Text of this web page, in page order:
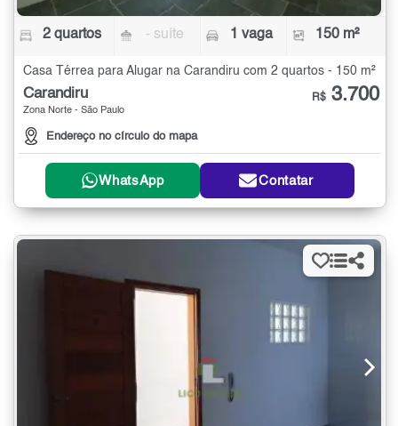
2 quartos - suíte 1 vaga 150 m²
Casa Térrea para Alugar na Carandiru com 2 quartos - 150 m²
Carandiru
Zona Norte - São Paulo
Endereço no círculo do mapa
R$ 3.700
WhatsApp Contatar